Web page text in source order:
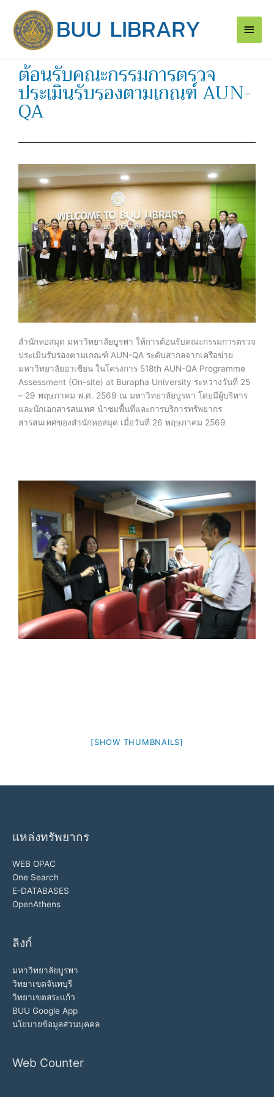
content
Main
ต้อนรับคณะกรรมการตรวจ
ประเมินรับรองตามเกณฑ์ AUN-
QA
สำนักหอสมุด มหาวิทยาลัยบูรพา ให้การต้อนรับคณะกรรมการตรวจ
ประเมินรับรองตามเกณฑ์ AUN-QA ระดับสากลจากเครือข่าย
มหาวิทยาลัยอาเซียน ในโครงการ 518th AUN-QA Programme
Assessment (On-site) at Burapha University ระหว่างวันที่ 25
– 29 พฤษภาคม พ.ศ. 2569 ณ มหาวิทยาลัยบูรพา โดยมีผู้บริหาร
และนักเอกสารสนเทศ นำชมพื้นที่และการบริการทรัพยากร
สารสนเทศของสำนักหอสมุด เมื่อวันที่ 26 พฤษภาคม 2569
[SHOW THUMBNAILS]
แหล่งทรัพยากร
WEB OPAC
One Search
E-DATABASES
OpenAthens
ลิงก์
มหาวิทยาลัยบูรพา
วิทยาเขตจันทบุรี
วิทยาเขตสระแก้ว
BUU Google App
นโยบายข้อมูลส่วนบุคคล
Web Counter